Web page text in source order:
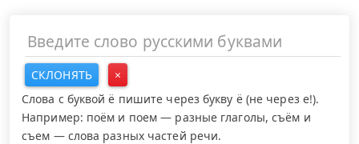
СКЛОНЯТЬ
×
Слова с буквой ё пишите через букву ё (не через е!).
Например: поём и поем — разные глаголы, съём и
съем — слова разных частей речи.